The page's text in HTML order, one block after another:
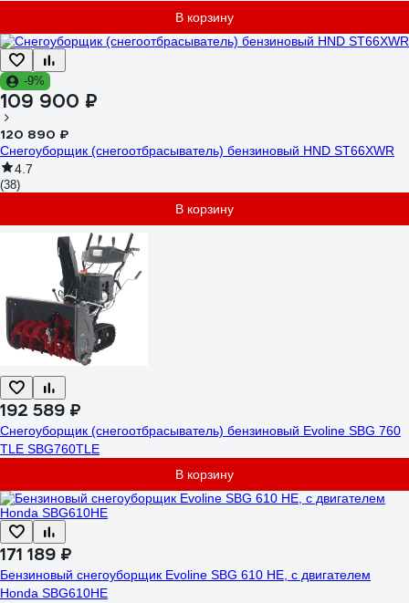
В корзину
-9%
109 900 ₽
120 890 ₽
Снегоуборщик (снегоотбрасыватель) бензиновый HND ST66XWR
4.7
(38)
В корзину
192 589 ₽
Снегоуборщик (снегоотбрасыватель) бензиновый Evoline SBG 760
TLE SBG760TLE
В корзину
171 189 ₽
Бензиновый снегоуборщик Evoline SBG 610 HE, с двигателем
Honda SBG610HE